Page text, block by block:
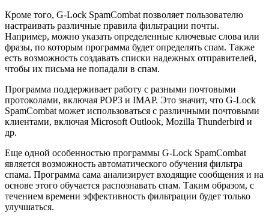
Кроме того, G-Lock SpamCombat позволяет пользователю
настраивать различные правила фильтрации почты.
Например, можно указать определенные ключевые слова или
фразы, по которым программа будет определять спам. Также
есть возможность создавать списки надежных отправителей,
чтобы их письма не попадали в спам.
Программа поддерживает работу с разными почтовыми
протоколами, включая POP3 и IMAP. Это значит, что G-Lock
SpamCombat может использоваться с различными почтовыми
клиентами, включая Microsoft Outlook, Mozilla Thunderbird и
др.
Еще одной особенностью программы G-Lock SpamCombat
является возможность автоматического обучения фильтра
спама. Программа сама анализирует входящие сообщения и на
основе этого обучается распознавать спам. Таким образом, с
течением времени эффективность фильтрации будет только
улучшаться.